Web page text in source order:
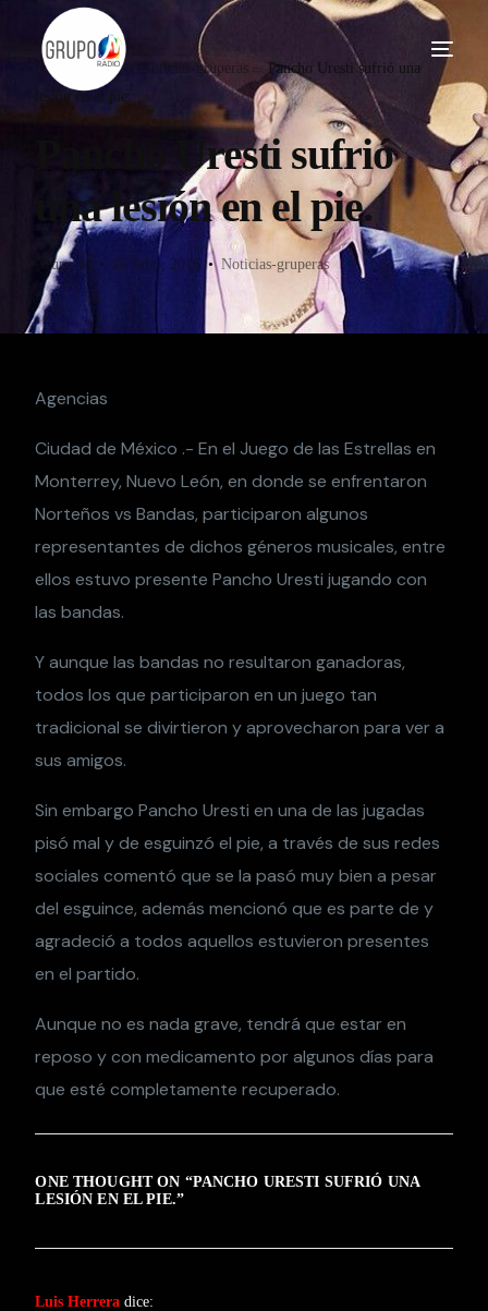
Home Blog Noticias-gruperas
Pancho Uresti sufrió una
lesión en el pie.
Pancho Uresti sufrió
una lesión en el pie.
Grupo M 26 Julio, 2016 Noticias-gruperas
Agencias
Ciudad de México .- En el Juego de las Estrellas en
Monterrey, Nuevo León, en donde se enfrentaron
Norteños vs Bandas, participaron algunos
representantes de dichos géneros musicales, entre
ellos estuvo presente Pancho Uresti jugando con
las bandas.
Y aunque las bandas no resultaron ganadoras,
todos los que participaron en un juego tan
tradicional se divirtieron y aprovecharon para ver a
sus amigos.
Sin embargo Pancho Uresti en una de las jugadas
pisó mal y de esguinzó el pie, a través de sus redes
sociales comentó que se la pasó muy bien a pesar
del esguince, además mencionó que es parte de y
agradeció a todos aquellos estuvieron presentes
en el partido.
Aunque no es nada grave, tendrá que estar en
reposo y con medicamento por algunos días para
que esté completamente recuperado.
ONE THOUGHT ON “PANCHO URESTI SUFRIÓ UNA
LESIÓN EN EL PIE.”
Luis Herrera dice: